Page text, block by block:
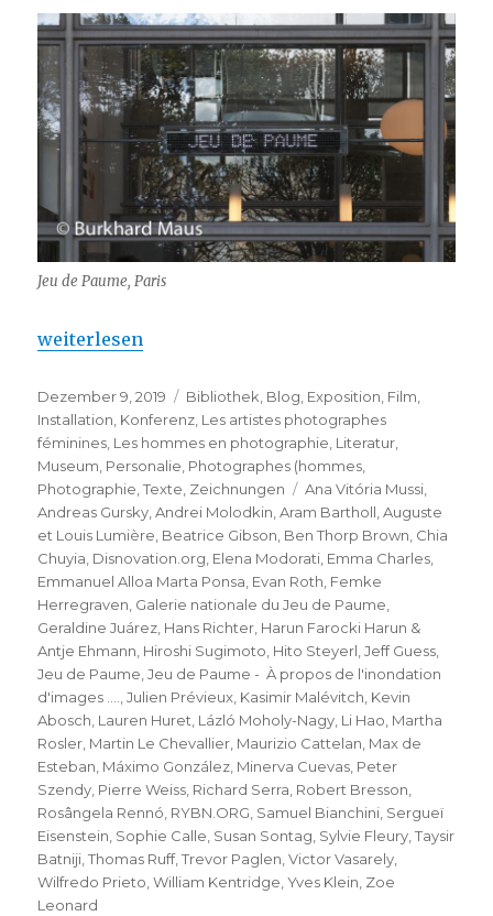
Jeu de Paume, Paris
„Jeu de Paume – À propos de l’inondation
weiterlesen
Veröffentlicht
am
Dezember 9, 2019 Kategorien
Bibliothek Blog Exposition Film
Installation Konferenz Les artistes photographes
féminines Les hommes en photographie Literatur
Museum Personalie Photographes (hommes
Photographie ,Texte Zeichnungen Schlagwörter
Ana Vitória Mussi
Andreas Gursky ,Andrei Molodkin ,Aram Bartholl ,Auguste
et Louis Lumière Beatrice Gibson Ben Thorp Brown Chia
Chuyia Disnovation.org Elena Modorati Emma Charles
Emmanuel Alloa Marta Ponsa Evan Roth Femke
Herregraven Galerie nationale du Jeu de Paume
Geraldine Juárez Hans Richter Harun Farocki Harun &
Antje Ehmann Hiroshi Sugimoto Hito Steyerl ,Jeff Guess
Jeu de Paume ,Jeu de Paume - À propos de l'inondation
d'images ....
,Julien Prévieux Kasimir Malévitch Kevin
Abosch Lauren Huret Lázló Moholy-Nagy Li Hao Martha
Rosler Martin Le Chevallier Maurizio Cattelan Max de
Esteban Máximo González Minerva Cuevas Peter
Szendy Pierre Weiss Richard Serra Robert Bresson
Rosângela Rennó RYBN.ORG Samuel Bianchini Sergueï
Eisenstein Sophie Calle Susan Sontag Sylvie Fleury ,Taysir
Batniji ,Thomas Ruff,Trevor Paglen ,Victor Vasarely
Wilfredo Prieto ,William Kentridge ,Yves Klein Zoe
Leonard